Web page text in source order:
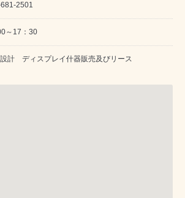
2501
～17：30
計 ディスプレイ什器販売及びリース